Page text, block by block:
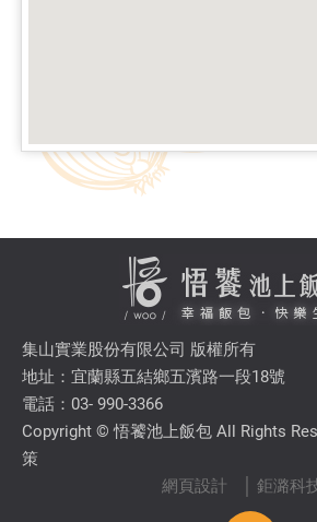
集山實業股份有限公司 版權所有
地址：宜蘭縣五結鄉五濱路一段18號
電話：03- 990-3366
Copyright © 悟饕池上飯包 All Rights
策
網頁設計
│ 鉅潞科